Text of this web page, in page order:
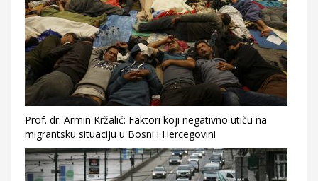
Prof. dr. Armin Kržalić: Faktori koji negativno utiču na
migrantsku situaciju u Bosni i Hercegovini